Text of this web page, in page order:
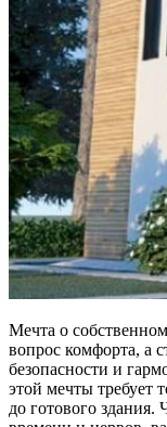
Мечта о
вопрос комфорта, а
безопасности и
этой мечты требует
до готового